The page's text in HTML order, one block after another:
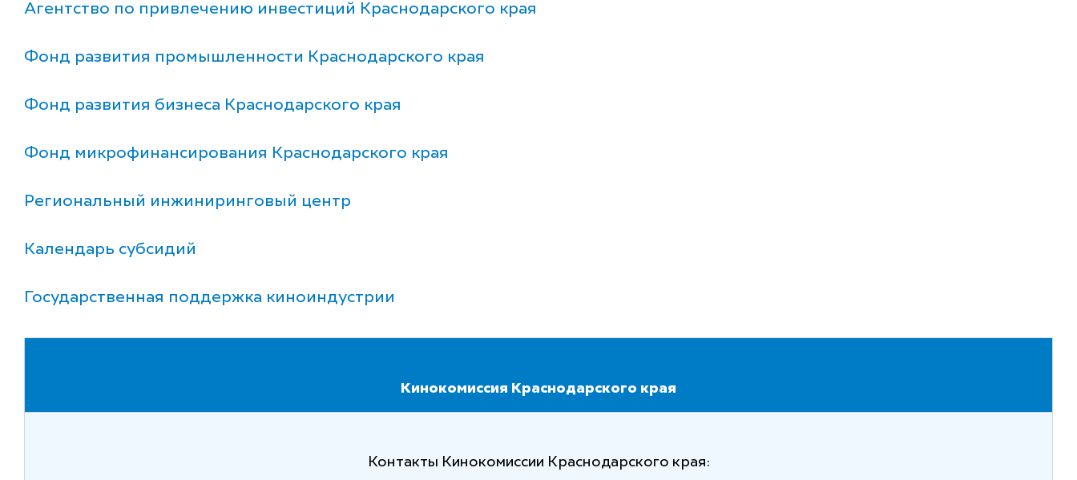
Агентство по привлечению инвестиций Краснодарского края
Фонд развития промышленности Краснодарского края
Фонд развития бизнеса Краснодарского края
Фонд микрофинансирования Краснодарского края
Региональный инжиниринговый центр
Календарь субсидий
Государственная поддержка киноиндустрии
Кинокомиссия Краснодарского края
Контакты Кинокомиссии Краснодарского края: